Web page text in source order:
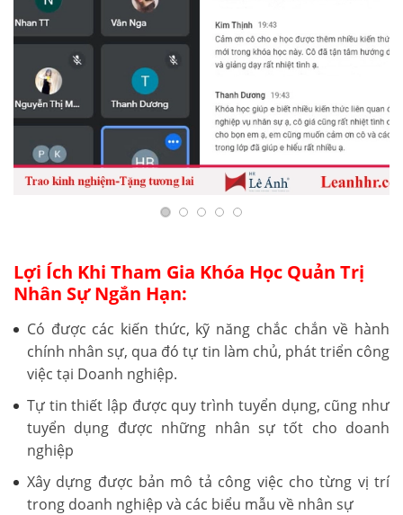
Lợi Ích Khi Tham Gia Khóa Học Quản Trị
Nhân Sự Ngắn Hạn:
Có được các kiến thức, kỹ năng chắc chắn về hành
chính nhân sự, qua đó tự tin làm chủ, phát triển công
việc tại Doanh nghiệp.
Tự tin thiết lập được quy trình tuyển dụng, cũng như
tuyển dụng được những nhân sự tốt cho doanh
nghiệp
Xây dựng được bản mô tả công việc cho từng vị trí
trong doanh nghiệp và các biểu mẫu về nhân sự